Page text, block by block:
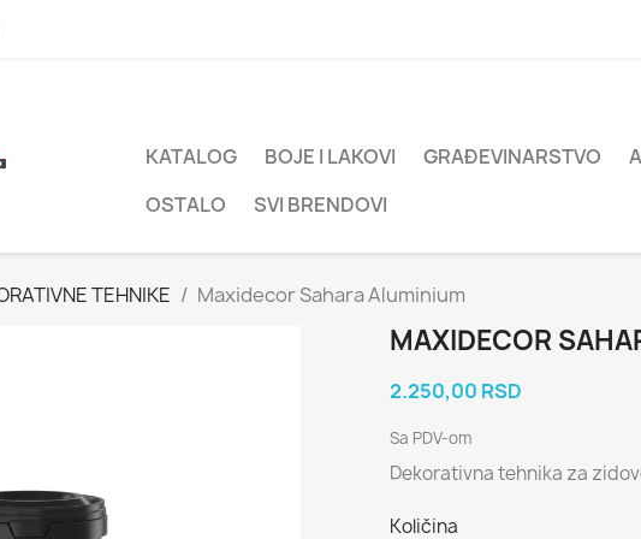
KATALOG BOJE I LAKOVI GRAĐEVINARSTVO
OSTALO
SVI BRENDOVI
TEHNIKE Maxidecor Sahara Aluminium
MAXIDECOR
2.250,00 RSD
Sa PDV-om
Dekorativna tehnika za
Količina